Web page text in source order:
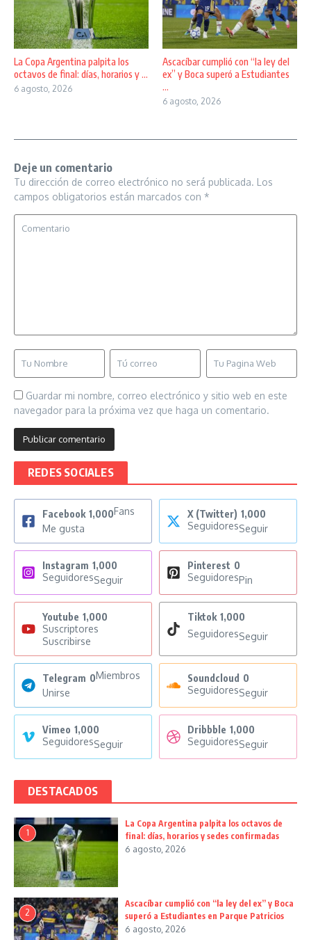
La Copa Argentina palpita los
octavos de final: días, horarios y ...
6 agosto, 2026
Ascacíbar cumplió con “la ley del
ex” y Boca superó a Estudiantes
...
6 agosto, 2026
Deje un comentario
Tu dirección de correo electrónico no será publicada. Los
campos obligatorios están marcados con *
Guardar mi nombre, correo electrónico y sitio web en este
navegador para la próxima vez que haga un comentario.
REDES SOCIALES
Facebook 1,000Fans
Me gusta
X (Twitter) 1,000
SeguidoresSeguir
Instagram 1,000
SeguidoresSeguir
Pinterest 0
SeguidoresPin
Youtube 1,000
Suscriptores
Suscribirse
Tiktok 1,000
SeguidoresSeguir
Telegram 0Miembros
Unirse
Soundcloud 0
SeguidoresSeguir
Vimeo 1,000
SeguidoresSeguir
Dribbble 1,000
SeguidoresSeguir
DESTACADOS
1
La Copa Argentina palpita los octavos de
final: días, horarios y sedes confirmadas
6 agosto, 2026
2
Ascacíbar cumplió con “la ley del ex” y Boca
superó a Estudiantes en Parque Patricios
6 agosto, 2026